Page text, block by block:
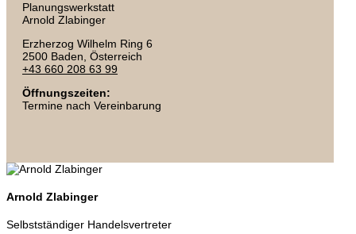
Planungswerkstatt
Arnold Zlabinger
Erzherzog Wilhelm Ring 6
2500 Baden, Österreich
+43 660 208 63 99
Öffnungszeiten:
Termine nach Vereinbarung
Arnold Zlabinger
Selbstständiger Handelsvertreter